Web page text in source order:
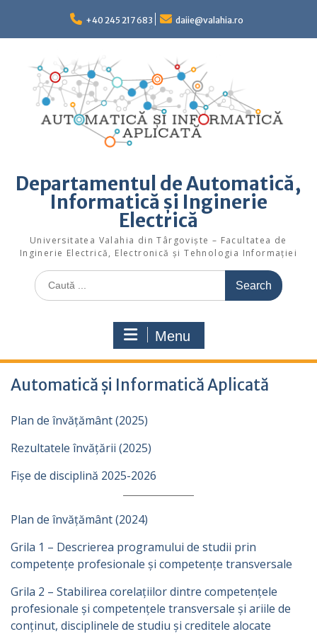
content
+40 245 217 683 daiie@valahia.ro
Departamentul de Automatică,
Informatică și Inginerie
Electrică
Universitatea Valahia din Târgoviște – Facultatea de
Inginerie Electrică, Electronică și Tehnologia Informației
Search
for:
Menu
Automatică și Informatică Aplicată
Plan de învățământ (2025)
Rezultatele învățării (2025)
Fișe de disciplină 2025-2026
Plan de învățământ (2024)
Grila 1 – Descrierea programului de studii prin
competențe profesionale şi competențe transversale
Grila 2 – Stabilirea corelațiilor dintre competențele
profesionale și competențele transversale şi ariile de
conținut, disciplinele de studiu și creditele alocate